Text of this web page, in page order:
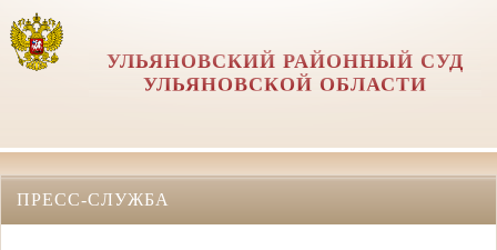
УЛЬЯНОВСКИЙ РАЙОННЫЙ СУД
УЛЬЯНОВСКОЙ ОБЛАСТИ
ПРЕСС-СЛУЖБА